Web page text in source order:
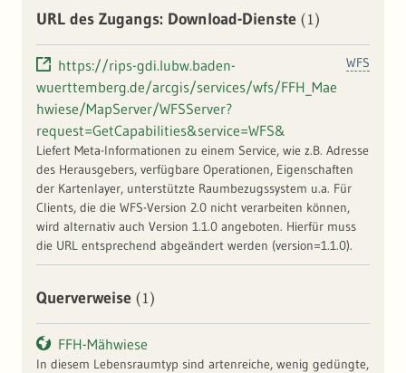
URL des Zugangs: Download-Dienste (1)
WFS
https://rips-gdi.lubw.baden-
wuerttemberg.de/arcgis/services/wfs/FFH_Mae
hwiese/MapServer/WFSServer?
request=GetCapabilities&service=WFS&
Liefert Meta-Informationen zu einem Service, wie z.B. Adresse
des Herausgebers, verfügbare Operationen, Eigenschaften
der Kartenlayer, unterstützte Raumbezugssystem u.a. Für
Clients, die die WFS-Version 2.0 nicht verarbeiten können,
wird alternativ auch Version 1.1.0 angeboten. Hierfür muss
die URL entsprechend abgeändert werden (version=1.1.0).
Querverweise (1)
FFH-Mähwiese
In diesem Lebensraumtyp sind artenreiche, wenig gedüngte,